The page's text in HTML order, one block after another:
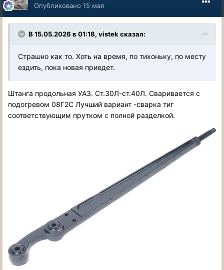
Опубликовано 15 мая
В 15.05.2026 в 01:18, vistekсказал:
Страшно как то. Хоть на время, по тихоньку, по месту
ездить, пока новая приедет.
Штанга продольная УАЗ. Ст.30Л-ст.40Л. Сваривается с
подогревом 08Г2С Лучший вариант -сварка тиг
соответствующим прутком с полной разделкой.